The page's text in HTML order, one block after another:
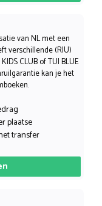
van NL met een
verschillende (RIU)
CLUB of TUI BLUE
kan je het
plaatse
transfer